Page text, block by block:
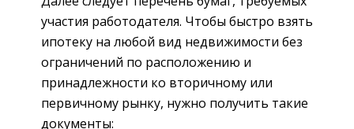
участия работодателя. Чтобы быстро взять
ипотеку на любой вид недвижимости без
ограничений по расположению и
принадлежности ко вторичному или
первичному рынку, нужно получить такие
документы: